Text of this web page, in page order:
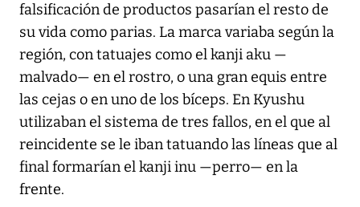
falsificación de productos pasarían el resto de
su vida como parias. La marca variaba según la
región, con tatuajes como el kanji aku —
malvado— en el rostro, o una gran equis entre
las cejas o en uno de los bíceps. En Kyushu
utilizaban el sistema de tres fallos, en el que al
reincidente se le iban tatuando las líneas que al
final formarían el kanji inu —perro— en la
frente.